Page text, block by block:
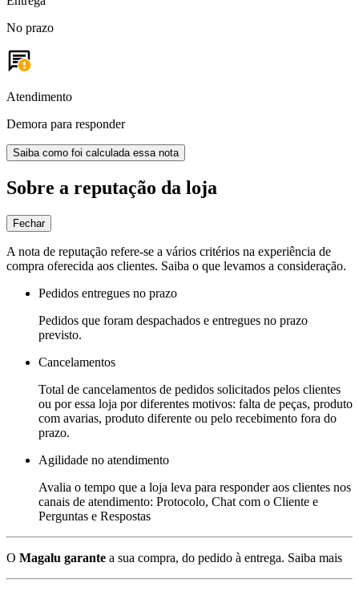
No prazo
Atendimento
Demora para responder
Saiba como foi calculada essa nota
Sobre a reputação da loja
Fechar
A nota de reputação refere-se a vários critérios na experiência de
compra oferecida aos clientes. Saiba o que levamos a consideração.
Pedidos entregues no prazo
Pedidos que foram despachados e entregues no prazo
previsto.
Cancelamentos
Total de cancelamentos de pedidos solicitados pelos clientes
ou por essa loja por diferentes motivos: falta de peças, produto
com avarias, produto diferente ou pelo recebimento fora do
prazo.
Agilidade no atendimento
Avalia o tempo que a loja leva para responder aos clientes nos
canais de atendimento: Protocolo, Chat com o Cliente e
Perguntas e Respostas
O Magalu garante a sua compra, do pedido à entrega. Saiba mais